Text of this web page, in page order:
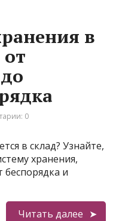
в
0
в склад? Узнайте,
хранения,
беспорядка и
Читать далее